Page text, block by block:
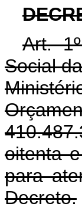
Art.
Social
oitenta
para
Decreto.